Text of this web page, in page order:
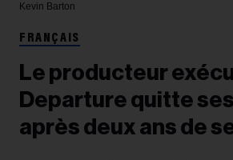
Kevin Barton
FRANÇAIS
Le producteur
Departure quitte
après deux ans de